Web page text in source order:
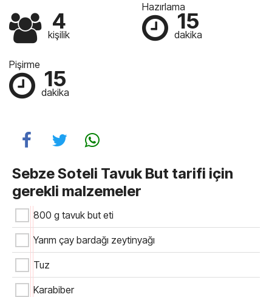
4
kişilik
Hazırlama
15
dakika
Pişirme
15
dakika
Sebze Soteli Tavuk But tarifi için
gerekli malzemeler
800 g tavuk but eti
Yarım çay bardağı zeytinyağı
Tuz
Karabiber